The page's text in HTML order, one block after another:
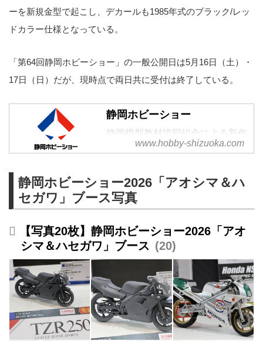
ーを新規金型で起こし、デカールも1985年式のブラック/レッ
ドカラー仕様となっている。
「第64回静岡ホビーショー」の一般公開日は5月16日（土）・
17日（日）だが、現時点で両日共に受付は終了している。
静岡ホビーショー
静岡模型教材協同組合による新作
見本市イベント。モデラーズクラ
www.hobby-shizuoka.com
静岡ホビーショー2026「アオシマ＆ハ
セガワ」ブース写真
【写真20枚】静岡ホビーショー2026「アオ
シマ＆ハセガワ」ブース
20